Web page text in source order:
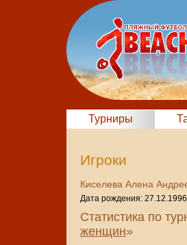
Турниры
Игроки
Киселева Алена
Дата рождения: 27.12.1996
Статистика по
женщин»